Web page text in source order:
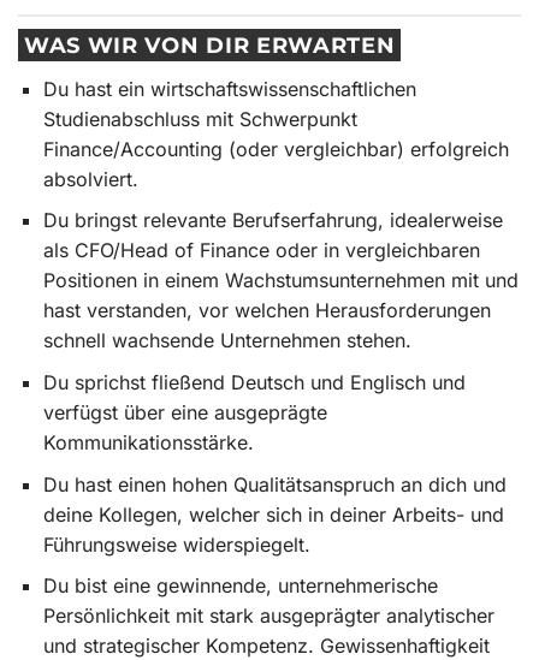
WAS WIR VON DIR ERWARTEN
Du hast ein wirtschaftswissenschaftlichen
Studienabschluss mit Schwerpunkt
Finance/Accounting (oder vergleichbar) erfolgreich
absolviert.
Du bringst relevante Berufserfahrung, idealerweise
als CFO/Head of Finance oder in vergleichbaren
Positionen in einem Wachstumsunternehmen mit und
hast verstanden, vor welchen Herausforderungen
schnell wachsende Unternehmen stehen.
Du sprichst fließend Deutsch und Englisch und
verfügst über eine ausgeprägte
Kommunikationsstärke.
Du hast einen hohen Qualitätsanspruch an dich und
deine Kollegen, welcher sich in deiner Arbeits- und
Führungsweise widerspiegelt.
Du bist eine gewinnende, unternehmerische
Persönlichkeit mit stark ausgeprägter analytischer
und strategischer Kompetenz. Gewissenhaftigkeit